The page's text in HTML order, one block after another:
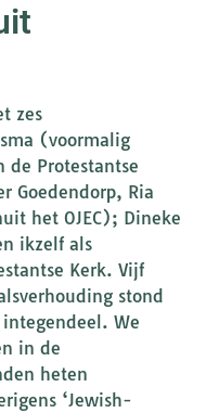
zes
(voormalig
de Protestantse
Goedendorp, Ria
het OJEC); Dineke
ikzelf als
Kerk. Vijf
stond
We
in de
heten
‘Jewish-